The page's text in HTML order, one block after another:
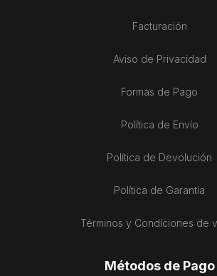
Facturación
Aviso de Privacidad
Formas de Pago
Política de Envío
Política de Devolución
Política de Garantía
Términos y Condiciones de
Métodos de Pago